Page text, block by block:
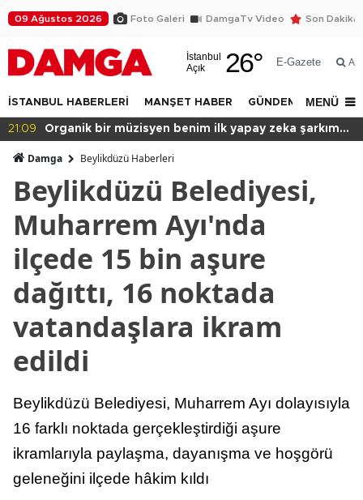
09 Ağustos 2026 Foto Galeri DamgaTv Video Son Dakika
İstanbul
Açık
26° E-Gazete Ara
İSTANBUL HABERLERİ MANŞET HABER GÜNDEM DÜNYA
MENÜ
Organik bir müzisyen benim ilk yapay zeka şarkım
Damga Beylikdüzü Haberleri
Beylikdüzü Belediyesi,
Muharrem Ayı'nda
ilçede 15 bin aşure
dağıttı, 16 noktada
vatandaşlara ikram
edildi
Beylikdüzü Belediyesi, Muharrem Ayı dolayısıyla
16 farklı noktada gerçekleştirdiği aşure
ikramlarıyla paylaşma, dayanışma ve hoşgörü
geleneğini ilçede hâkim kıldı